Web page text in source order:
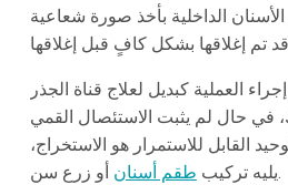
الداخلية بأخذ صورة شعاعية
العملية كبديل لعلاج قناة الجذر
في حال لم يثبت الاستئصال القمي
القابل للاستمرار هو الاستخراج،
يليه تركيب طقم أسنان أو زرع سن.